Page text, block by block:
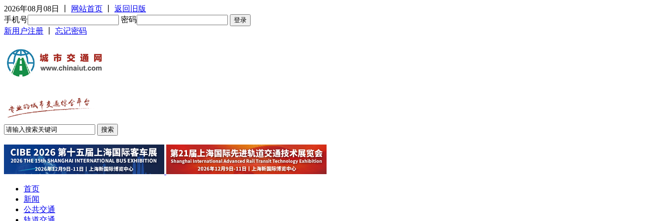
2026年08月08日 网站首页
返回旧版
手机号
密码
新用户注册
忘记密码
首页
新闻
公共交通